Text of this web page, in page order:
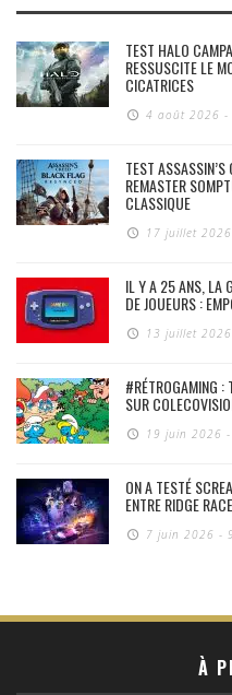
TEST HALO
RESSUSCITE LE
CICATRICES
4 août 2026 -
TEST
REMASTER
CLASSIQUE
17 juillet
IL Y A 25 ANS, LA
DE JOUEURS :
13 juillet
#RÉTROGAMING :
SUR
19 juin 2026
ON A TESTÉ
ENTRE RIDGE
7 juin 2026 -
À